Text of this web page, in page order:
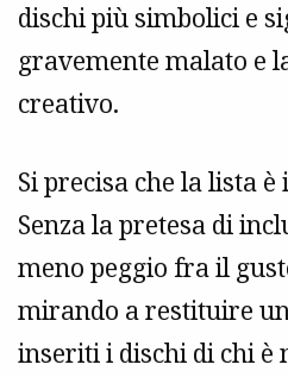
dischi più simbolici e
gravemente malato e
creativo.
Si precisa che la lista
Senza la pretesa di
meno peggio fra il
mirando a restituire
inseriti i dischi di chi è